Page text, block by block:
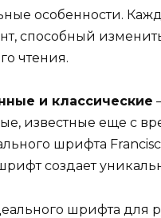
особенности.
способный
чтения.
и классические
известные еще с
шрифта
создает
шрифта для